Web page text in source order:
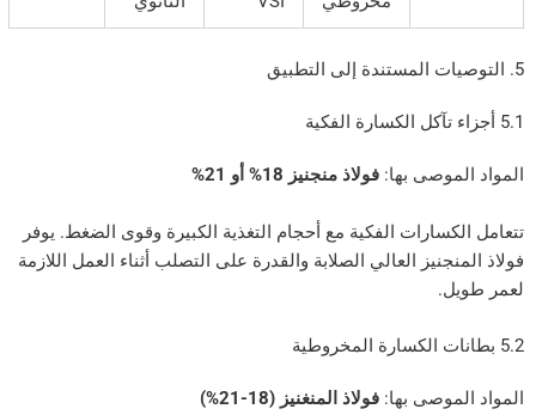
بها:فولاذ منجنيز 18% أو 21%
الفكية مع أحجام التغذية الكبيرة وقوى الضغط. يوفر
العالي الصلابة والقدرة على التصلب أثناء العمل اللازمة
بها:فولاذ المنغنيز (18-21%)